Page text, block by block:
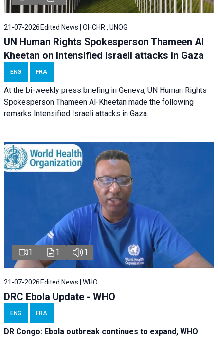
21-07-2026 Edited News | OHCHR , UNOG
UN Human Rights Spokesperson Thameen Al
Kheetan on Intensified Israeli attacks in Gaza
ENG FRA
At the bi-weekly press briefing in Geneva, UN Human Rights
Spokesperson Thameen Al-Kheetan made the following
remarks Intensified Israeli attacks in Gaza.
1 1 1
21-07-2026 Edited News | WHO
DRC Ebola Update - WHO
ENG FRA
DR Congo: Ebola outbreak continues to expand, WHO